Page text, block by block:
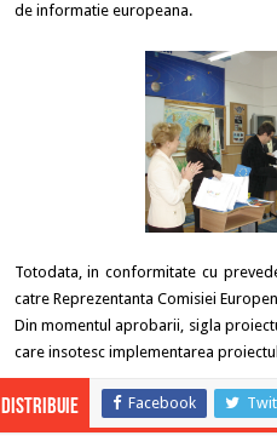
de informatie europeana.
Totodata, in conformitate cu
catre Reprezentanta Comisiei
Din momentul aprobarii, sigla
care insotesc implementarea
Distribuie Facebook